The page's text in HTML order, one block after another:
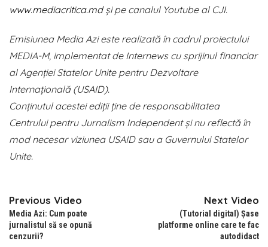
www.mediacritica.mdși pe canalul Youtube al CJI.
Emisiunea Media Azi este realizată în cadrul proiectului
MEDIA-M, implementat de Internews cu sprijinul financiar
al Agenției Statelor Unite pentru Dezvoltare
Internațională (USAID).
Conținutul acestei ediții ține de responsabilitatea
Centrului pentru Jurnalism Independent și nu reflectă în
mod necesar viziunea USAID sau a Guvernului Statelor
Unite.
Previous Video
Media Azi: Cum poate
jurnalistul să se opună
cenzurii?
Next Video
(Tutorial digital) Șase
platforme online care te fac
autodidact